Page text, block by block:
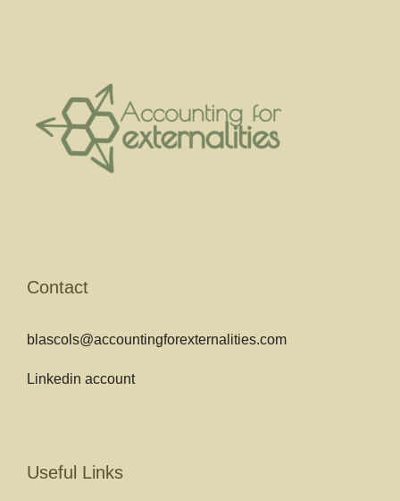
Contact
blascols@accountingforexternalities.com
Linkedin account
Useful Links